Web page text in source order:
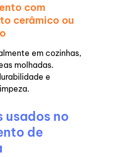
com
cerâmico ou
em cozinhas,
molhadas.
e
usados no
de